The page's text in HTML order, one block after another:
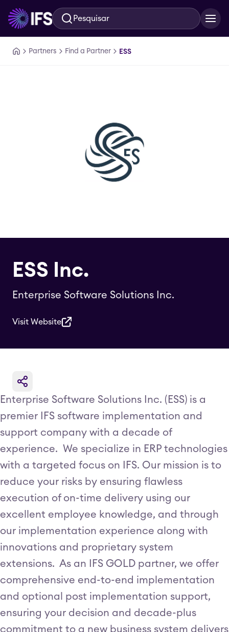
Ir para o conteúdo principal
Pesquisar
Partners Find a Partner ESS
ESS Inc.
Enterprise Software Solutions Inc.
Visit Website
Enterprise Software Solutions Inc. (ESS) is a
premier IFS software implementation and
support company with a decade of
experience. We specialize in ERP technologies
with a targeted focus on IFS. Our mission is to
reduce your risks by ensuring flawless
execution of on-time delivery using our
excellent employee knowledge, and through
our implementation experience along with
innovations and proprietary system
extensions. As an IFS GOLD partner, we offer
comprehensive end-to-end implementation
and optional post implementation support,
ensuring your decision and decade-plus
commitment to a new business system delivers